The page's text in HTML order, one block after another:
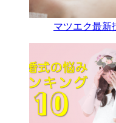
マツエク最新